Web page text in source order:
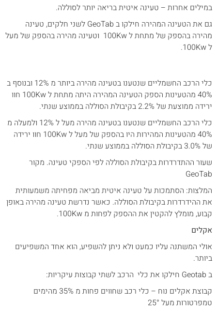
במילים אחרות – טעינה איטית בריאה יותר לסוללה.
גם את הטעינה המהירה חילקו ב GeoTab לשני חלקים, טעינה
מהירה בהספק של מתחת ל 100Kw וטעינה מהירה בהספק של מעל
ל 100Kw.
כלי הרכב החשמליים שנטענו בטעינה מהירה ביותר מ 12% ובנוסף ב
40% מהטעינות הספק הטעינה המהירה היתה מתחת ל 100Kw חוו
ירידה ממוצעת של 2.2% בקיבולת הסוללה בממוצע שנתי.
כלי הרכב החשמליים שנטענו בטעינה מהירה מעל ל 12% ולמעלה מ
40% מהטעינות המהירות היו בהספק של מעל ל 100Kw חוו ירידה
של 3.0% בקיבולת הסוללה בממוצע שנתי.
שעור ההתדרדרות בקיבולת הסוללה לפי הספקי טעינה. מקור
GeoTab
המלצות: הסתמכות על טעינה איטית מביאה מפחיתה משמעותית
את ההידרדרות בקיבולת הסוללה. כאשר נדרשת טעינה מהירה באופן
קבוע, מומלץ להקטין את ההספק לפחות מ 100Kw.
אקלים
אולי המשתנה עליו כמעט ולא ניתן להשפיע, הוא אחד המשפיעים
ביותר.
ב Geotab חילקו את כלי הרכב לשתי קבוצות עיקריות:
קבוצת אקלים נוח – כלי רכב שחווים פחות מ 35% מהימים
טמפרטורות מעל 25°